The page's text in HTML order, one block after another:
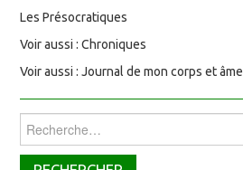
Les Présocratiques
Voir aussi : Chroniques
Voir aussi : Journal de mon corps et âme
Rechercher :